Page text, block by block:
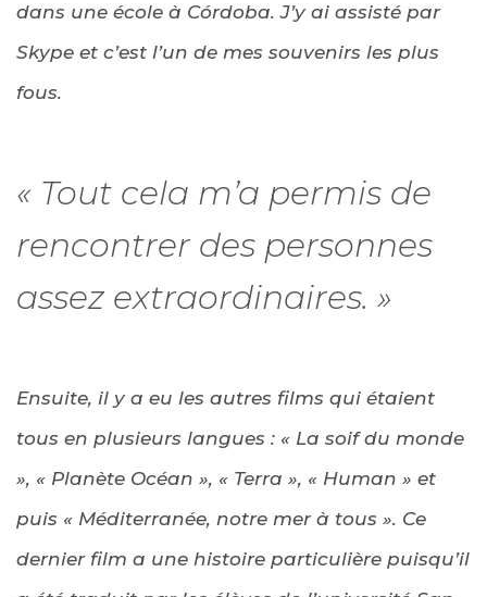
dans une école à Córdoba. J’y ai assisté par
Skype et c’est l’un de mes souvenirs les plus
fous.
« Tout cela m’a permis de
rencontrer des personnes
assez extraordinaires. »
Ensuite, il y a eu les autres films qui étaient
tous en plusieurs langues : « La soif du monde
», « Planète Océan », « Terra », « Human » et
puis « Méditerranée, notre mer à tous ». Ce
dernier film a une histoire particulière puisqu’il